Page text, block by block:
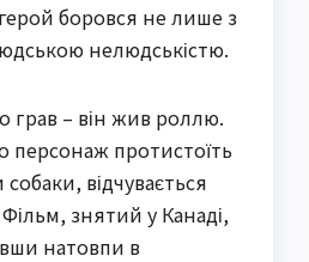
боровся не лише з
нелюдськістю.
грав – він жив роллю.
персонаж протистоїть
відчувається
знятий у Канаді,
натовпи в